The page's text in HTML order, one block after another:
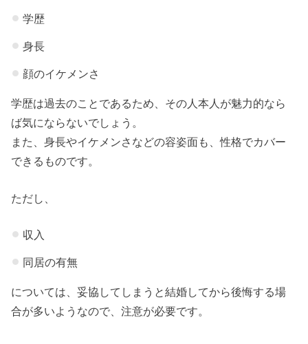
学歴
身長
顔のイケメンさ
学歴は過去のことであるため、その人本人が魅力的なら
ば気にならないでしょう。
また、身長やイケメンさなどの容姿面も、性格でカバー
できるものです。
ただし、
収入
同居の有無
については、妥協してしまうと結婚してから後悔する場
合が多いようなので、注意が必要です。